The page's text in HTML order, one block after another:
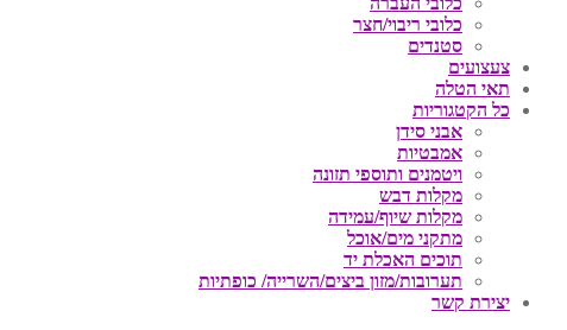
כלובי ריבוי/חצר
סטנדים
צעצועים
תאי הטלה
כל הקטגוריות
אבני סידן
אמבטיות
ויטמנים ותוספי תזונה
מקלות דבש
מקלות שיוף/עמידה
מתקני מים/אוכל
תוכים האכלת יד
תערובות/מזון ביצים/השרייה/ כופתיות
יצירת קשר